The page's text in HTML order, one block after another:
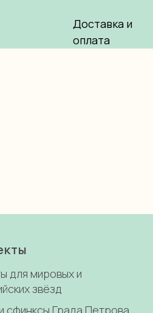
Доставка и
оплата
для мировых и
звёзд
сфинксы Града Петрова